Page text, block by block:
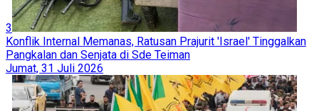
3
Konflik Internal Memanas, Ratusan Prajurit 'Israel' Tinggalkan
Pangkalan dan Senjata di Sde Teiman
Jumat, 31 Juli 2026